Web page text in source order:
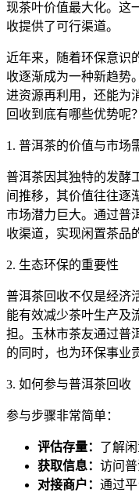
现茶叶价值最大化。这
收提供了可行渠道。
近年来，随着环保意识
收逐渐成为一种新趋势
进资源再利用，还能为
回收到底有哪些优势呢？
1. 普洱茶的价值与市场
普洱茶因其独特的发酵
间推移，其价值往往逐
市场潜力巨大。通过普
收渠道，实现闲置茶品
2. 生态环保的重要性
普洱茶回收不仅是经济
能有效减少茶叶生产及
担。玉林市茶友通过普
的同时，也为环保事业
3. 如何参与普洱茶回收
参与步骤非常简单：
评估存量： 了解
获取信息： 访问
对接商户： 通过